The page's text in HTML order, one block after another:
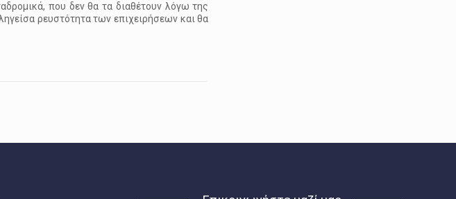
που δεν θα τα διαθέτουν λόγω της
ρευστότητα των επιχειρήσεων και θα